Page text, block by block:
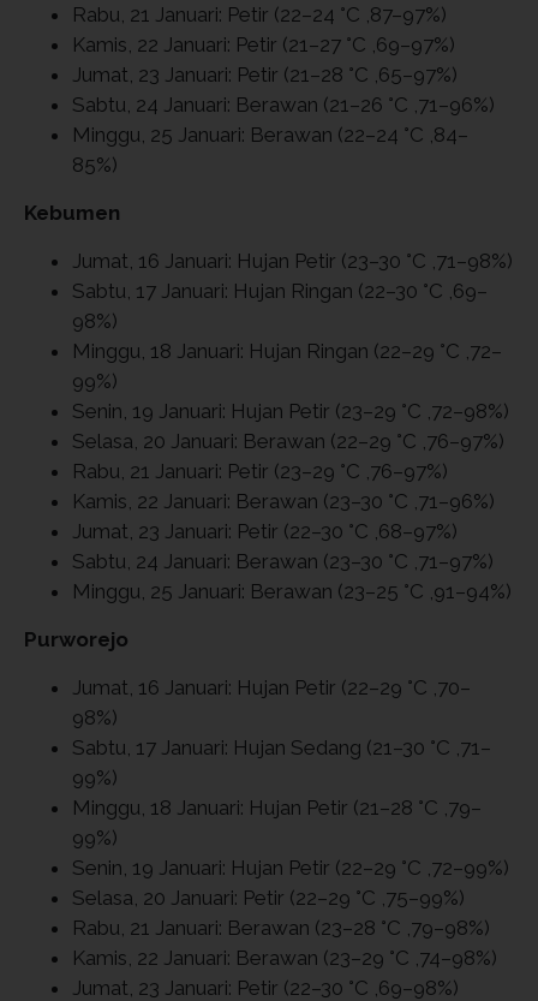
Rabu, 21 Januari: Petir (22–24 °C ,87–97%)
Kamis, 22 Januari: Petir (21–27 °C ,69–97%)
Jumat, 23 Januari: Petir (21–28 °C ,65–97%)
Sabtu, 24 Januari: Berawan (21–26 °C ,71–96%)
Minggu, 25 Januari: Berawan (22–24 °C ,84–
85%)
Kebumen
Jumat, 16 Januari: Hujan Petir (23–30 °C ,71–98%)
Sabtu, 17 Januari: Hujan Ringan (22–30 °C ,69–
98%)
Minggu, 18 Januari: Hujan Ringan (22–29 °C ,72–
99%)
Senin, 19 Januari: Hujan Petir (23–29 °C ,72–98%)
Selasa, 20 Januari: Berawan (22–29 °C ,76–97%)
Rabu, 21 Januari: Petir (23–29 °C ,76–97%)
Kamis, 22 Januari: Berawan (23–30 °C ,71–96%)
Jumat, 23 Januari: Petir (22–30 °C ,68–97%)
Sabtu, 24 Januari: Berawan (23–30 °C ,71–97%)
Minggu, 25 Januari: Berawan (23–25 °C ,91–94%)
Purworejo
Jumat, 16 Januari: Hujan Petir (22–29 °C ,70–
98%)
Sabtu, 17 Januari: Hujan Sedang (21–30 °C ,71–
99%)
Minggu, 18 Januari: Hujan Petir (21–28 °C ,79–
99%)
Senin, 19 Januari: Hujan Petir (22–29 °C ,72–99%)
Selasa, 20 Januari: Petir (22–29 °C ,75–99%)
Rabu, 21 Januari: Berawan (23–28 °C ,79–98%)
Kamis, 22 Januari: Berawan (23–29 °C ,74–98%)
Jumat, 23 Januari: Petir (22–30 °C ,69–98%)